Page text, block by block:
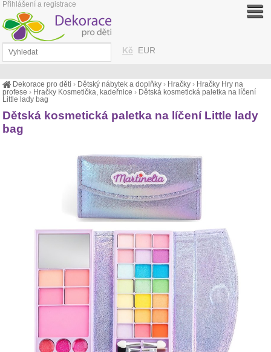
Dekorace pro děti › Dětský nábytek a doplňky › Hračky › Hračky Hry na
profese › Hračky Kosmetička, kadeřnice › Dětská kosmetická paletka na líčení
Little lady bag
Dětská kosmetická paletka na líčení Little lady
bag
Kč EUR
Přihlášení a registrace